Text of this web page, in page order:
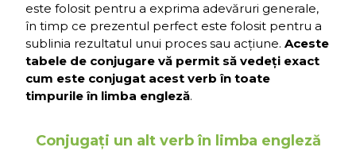
este folosit pentru a exprima adevăruri generale,
în timp ce prezentul perfect este folosit pentru a
sublinia rezultatul unui proces sau acțiune. Aceste
tabele de conjugare vă permit să vedeți exact
cum este conjugat acest verb în toate
timpurile în limba engleză.
Conjugați un alt verb în limba engleză